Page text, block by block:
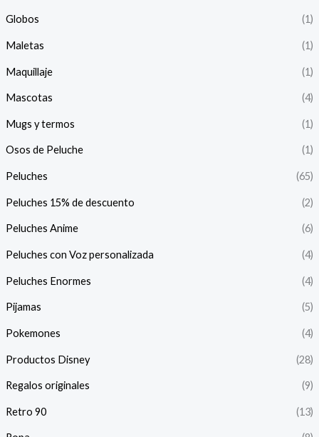
Globos (1)
Maletas (1)
Maquillaje (1)
Mascotas (4)
Mugs y termos (1)
Osos de Peluche (1)
Peluches (65)
Peluches 15% de descuento (2)
Peluches Anime (6)
Peluches con Voz personalizada (4)
Peluches Enormes (4)
Pijamas (5)
Pokemones (4)
Productos Disney (28)
Regalos originales (9)
Retro 90 (13)